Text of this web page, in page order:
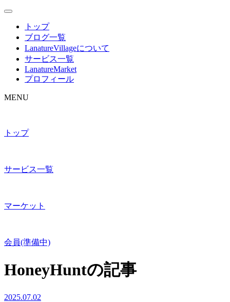
トップ
ブログ一覧
LanatureVillageについて
サービス一覧
LanatureMarket
プロフィール
MENU
トップ
サービス一覧
マーケット
会員(準備中)
HoneyHuntの記事
2025.07.02